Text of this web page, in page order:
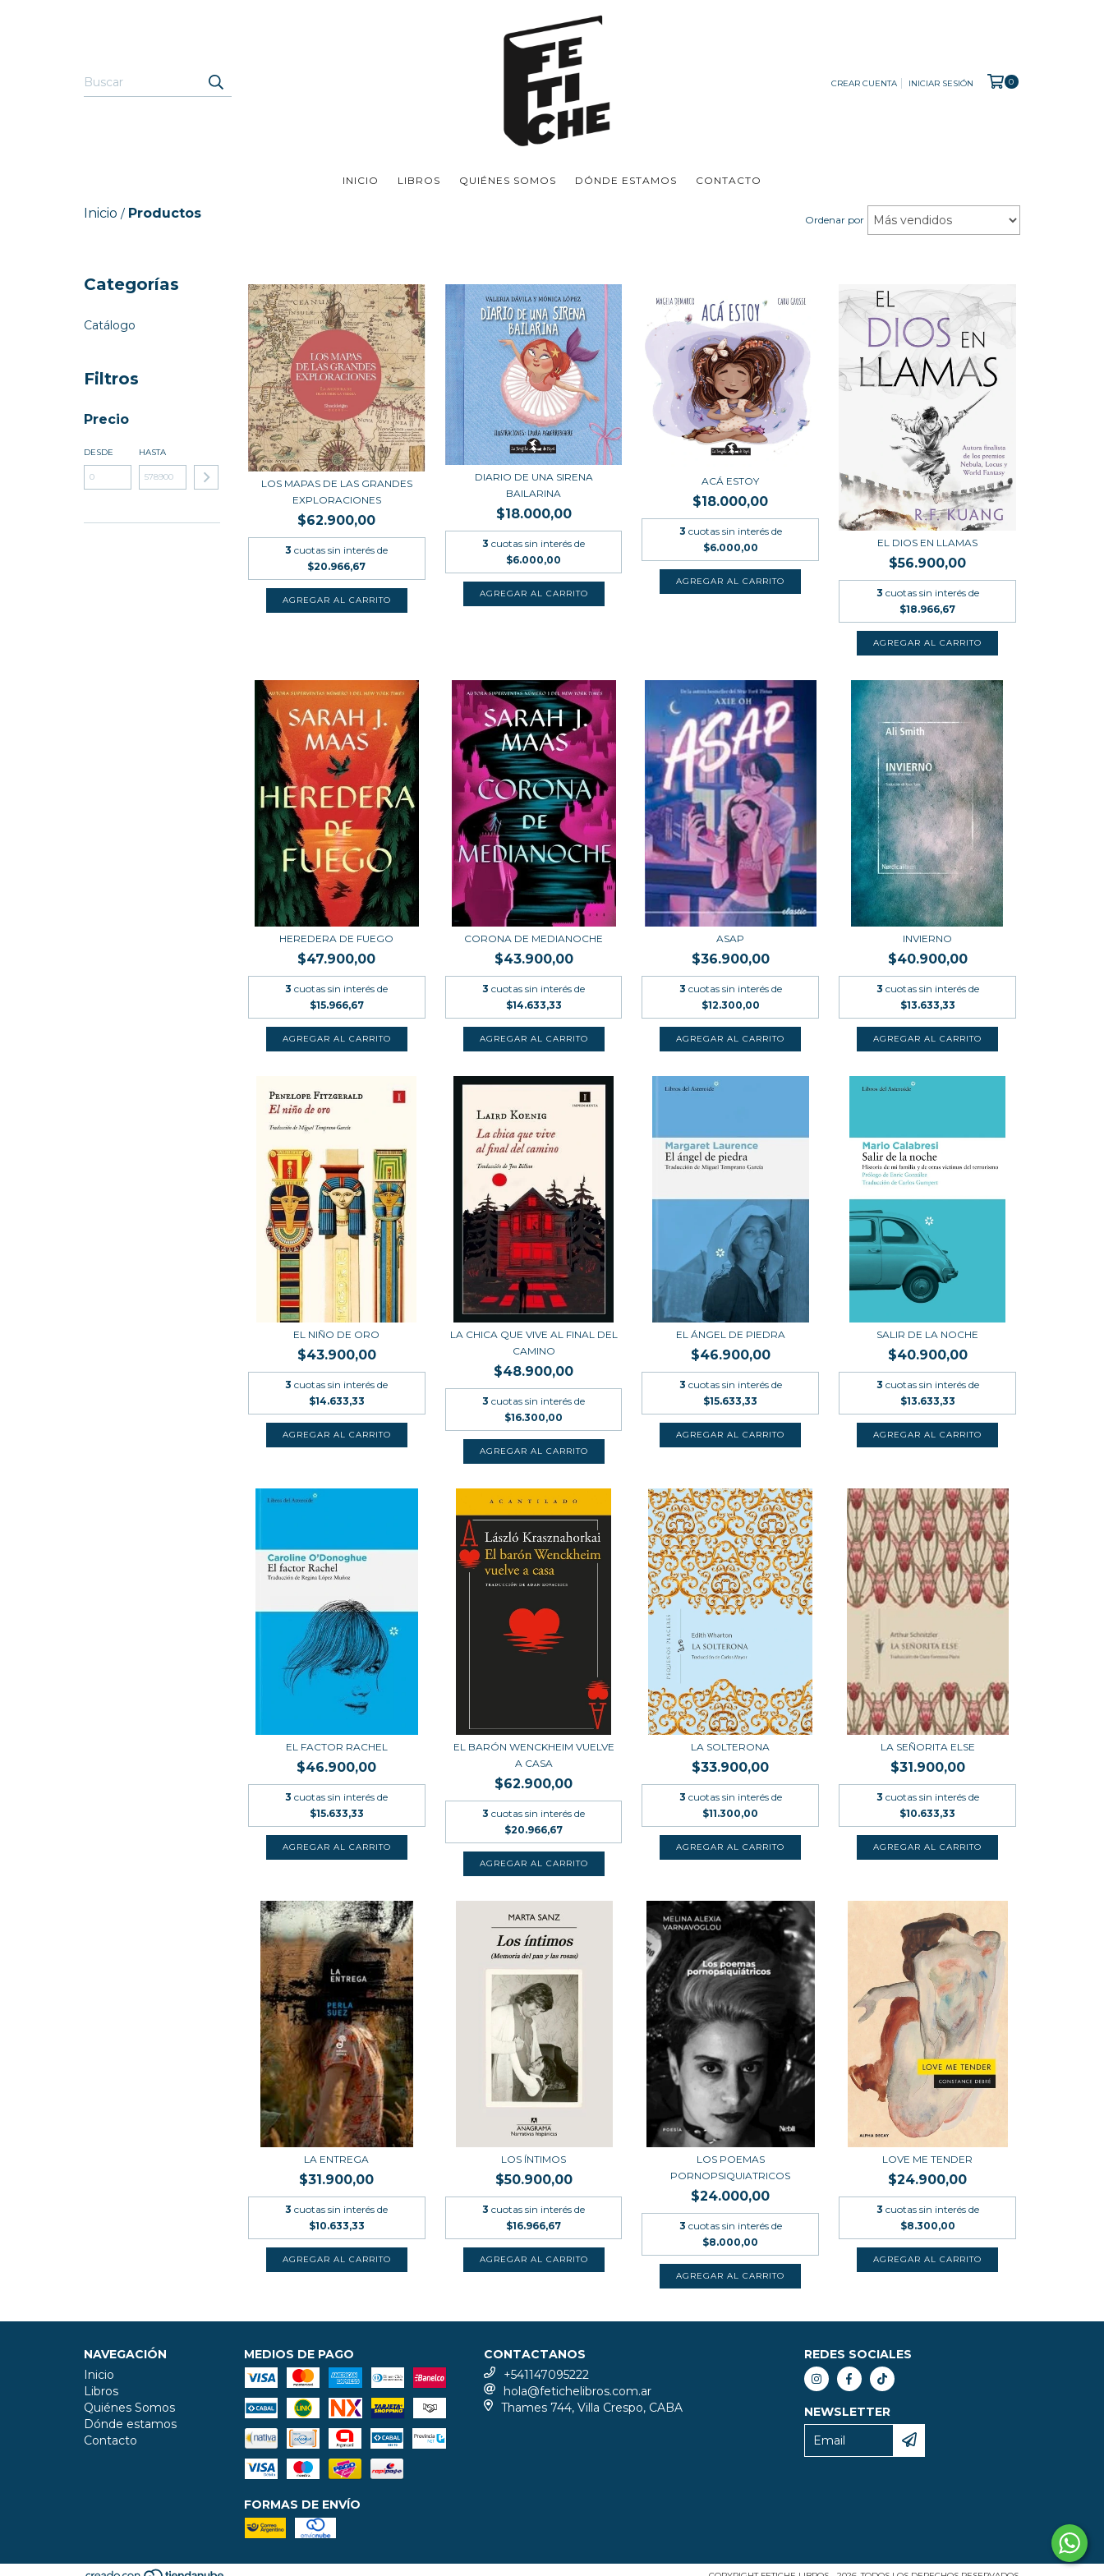
CREAR CUENTA INICIAR SESIÓN 0
INICIO LIBROS QUIÉNES SOMOS DÓNDE ESTAMOS CONTACTO
Inicio / Productos Ordenar por
Categorías
Catálogo
Filtros
Precio
DESDE HASTA
LOS MAPAS DE LAS GRANDES
EXPLORACIONES
$62.900,00
3 cuotas sin interés de
$20.966,67
DIARIO DE UNA SIRENA
BAILARINA
$18.000,00
3 cuotas sin interés de
$6.000,00
ACÁ ESTOY
$18.000,00
3 cuotas sin interés de
$6.000,00
EL DIOS EN LLAMAS
$56.900,00
3 cuotas sin interés de
$18.966,67
HEREDERA DE FUEGO
$47.900,00
3 cuotas sin interés de
$15.966,67
CORONA DE MEDIANOCHE
$43.900,00
3 cuotas sin interés de
$14.633,33
ASAP
$36.900,00
3 cuotas sin interés de
$12.300,00
INVIERNO
$40.900,00
3 cuotas sin interés de
$13.633,33
EL NIÑO DE ORO
$43.900,00
3 cuotas sin interés de
$14.633,33
LA CHICA QUE VIVE AL FINAL DEL
CAMINO
$48.900,00
3 cuotas sin interés de
$16.300,00
EL ÁNGEL DE PIEDRA
$46.900,00
3 cuotas sin interés de
$15.633,33
SALIR DE LA NOCHE
$40.900,00
3 cuotas sin interés de
$13.633,33
EL FACTOR RACHEL
$46.900,00
3 cuotas sin interés de
$15.633,33
EL BARÓN WENCKHEIM VUELVE
A CASA
$62.900,00
3 cuotas sin interés de
$20.966,67
LA SOLTERONA
$33.900,00
3 cuotas sin interés de
$11.300,00
LA SEÑORITA ELSE
$31.900,00
3 cuotas sin interés de
$10.633,33
LA ENTREGA
$31.900,00
3 cuotas sin interés de
$10.633,33
LOS ÍNTIMOS
$50.900,00
3 cuotas sin interés de
$16.966,67
LOS POEMAS
PORNOPSIQUIATRICOS
$24.000,00
3 cuotas sin interés de
$8.000,00
LOVE ME TENDER
$24.900,00
3 cuotas sin interés de
$8.300,00
NAVEGACIÓN
Inicio
Libros
Quiénes Somos
Dónde estamos
Contacto
MEDIOS DE PAGO
FORMAS DE ENVÍO
CONTACTANOS
+541147095222
hola@fetichelibros.com.ar
Thames 744, Villa Crespo, CABA
REDES SOCIALES
NEWSLETTER